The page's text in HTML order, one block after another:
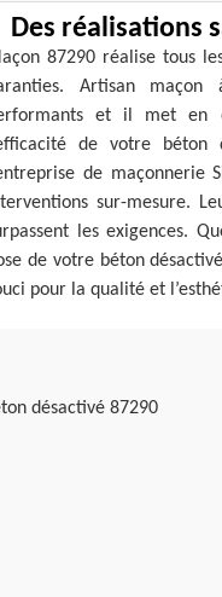
Des réalisations
87290 réalise tous
Artisan maçon
et il met en
de votre béton
de maçonnerie
sur-mesure.
les exigences.
de votre béton
pour la qualité et